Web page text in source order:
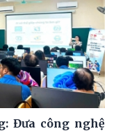
Đưa công nghệ